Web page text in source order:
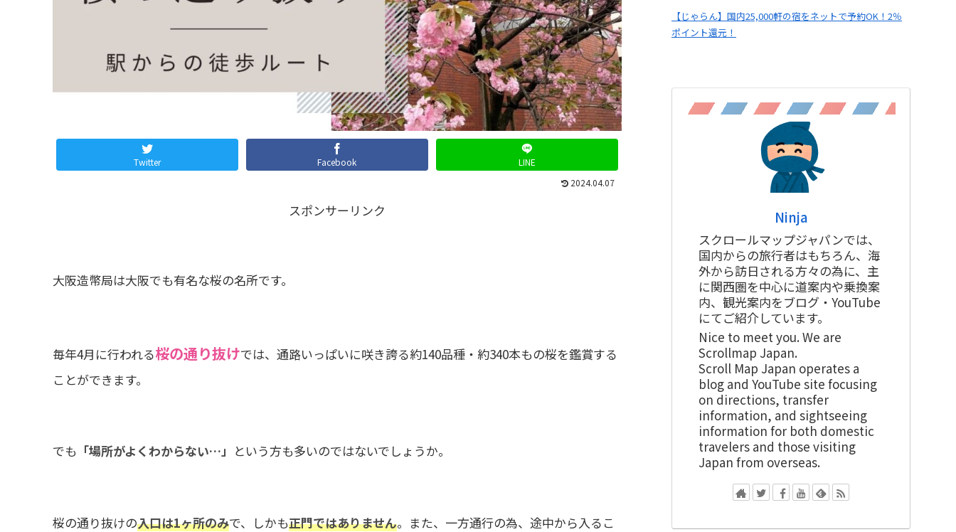
Twitter Facebook
LINE
2024.04.07
スポンサーリンク
大阪造幣局は大阪でも有名な桜の名所です。
毎年4月に行われる桜の通り抜けでは、通路いっぱいに咲き誇る約140品種・約340本もの桜を鑑賞する
ことができます。
でも 「場所がよくわからない…」 という方も多いのではないでしょうか。
桜の通り抜けの入口は1ヶ所のみで、しかも正門ではありません。また、一方通行の為、途中から入るこ
【じゃらん】国内25,000軒の宿をネットで予約OK！2％
ポイント還元！
Ninja
スクロールマップジャパンでは、
国内からの旅行者はもちろん、海
外から訪日される方々の為に、主
に関西圏を中心に道案内や乗換案
内、観光案内をブログ・YouTube
にてご紹介しています。
Nice to meet you. We are
Scrollmap Japan.
Scroll Map Japan operates a
blog and YouTube site focusing
on directions, transfer
information, and sightseeing
information for both domestic
travelers and those visiting
Japan from overseas.